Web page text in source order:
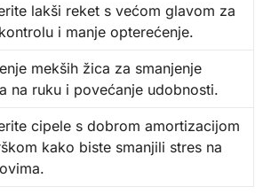
lakši reket s većom glavom za
i manje opterećenje.
mekših žica za smanjenje
na ruku i povećanje udobnosti.
cipele s dobrom amortizacijom
kako biste smanjili stres na